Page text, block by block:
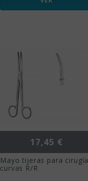
Precio
17,45 €
Mayo tijeras para cirugía
curvas R/R